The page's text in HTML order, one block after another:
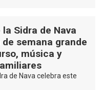
Sidra de Nava
semana grande
música y
de Nava celebra este